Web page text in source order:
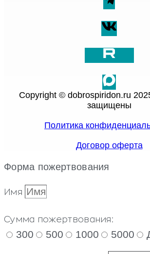
Copyright © dobrospiridon.ru
защищены
Политика
Договор оферта
Форма пожертвования
Имя
Сумма пожертвования:
300 500 1000 5000